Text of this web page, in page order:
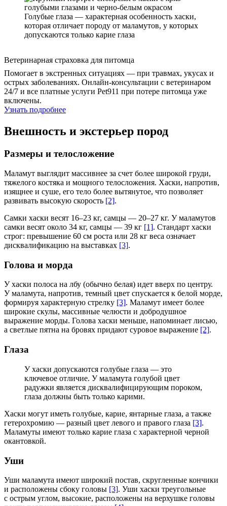
Голубые глаза — характерная особенность хаски,
которая отличает породу от маламутов, у которых
допускаются только карие глаза
Ветеринарная страховка для питомца
Помогает в экстренных ситуациях — при травмах, укусах и
острых заболеваниях. Онлайн-консультации с ветеринаром
24/7 и все платные услуги Pet911 при потере питомца уже
включены.
Узнать подробнее
Внешность и экстерьер пород
Размеры и телосложение
Маламут выглядит массивнее за счет более широкой груди,
тяжелого костяка и мощного телосложения. Хаски, напротив,
изящнее и суше, его тело более вытянутое, что позволяет
развивать высокую скорость [2].
Самки хаски весят 16–23 кг, самцы — 20–27 кг. У маламутов
самки весят около 34 кг, самцы — 39 кг [1]. Стандарт хаски
строг: превышение 60 см роста или 28 кг веса означает
дисквалификацию на выставках [3].
Голова и морда
У хаски полоса на лбу (обычно белая) идет вверх по центру.
У маламута, напротив, темный цвет спускается к белой морде,
формируя характерную стрелку [3]. Маламут имеет более
широкие скулы, массивные челюсти и добродушное
выражение морды. Голова хаски меньше, напоминает лисью,
а светлые пятна на бровях придают суровое выражение [2].
Глаза
У хаски допускаются голубые глаза — это
ключевое отличие. У маламута голубой цвет
радужки является дисквалифицирующим пороком,
глаза должны быть только карими.
Хаски могут иметь голубые, карие, янтарные глаза, а также
гетерохромию — разный цвет левого и правого глаза [3].
Маламуты имеют только карие глаза с характерной черной
окантовкой.
Уши
Уши маламута имеют широкий постав, скругленные кончики
и расположены сбоку головы [3]. Уши хаски треугольные
с острым углом, высокие, расположены на верхушке головы